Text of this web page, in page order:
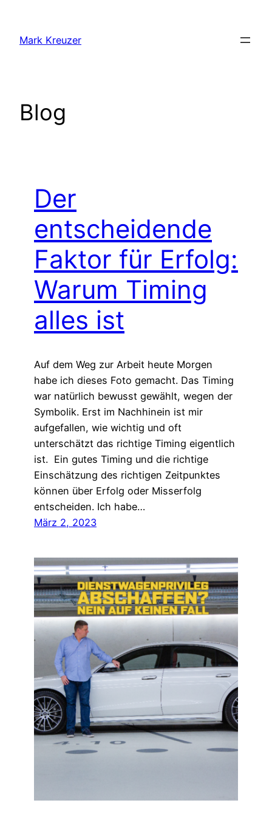
springen
Mark Kreuzer
Blog
Der
entscheidende
Faktor für Erfolg:
Warum Timing
alles ist
Auf dem Weg zur Arbeit heute Morgen
habe ich dieses Foto gemacht. Das Timing
war natürlich bewusst gewählt, wegen der
Symbolik. Erst im Nachhinein ist mir
aufgefallen, wie wichtig und oft
unterschätzt das richtige Timing eigentlich
ist. Ein gutes Timing und die richtige
Einschätzung des richtigen Zeitpunktes
können über Erfolg oder Misserfolg
entscheiden. Ich habe…
März 2, 2023